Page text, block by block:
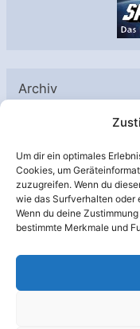
Um dir ein optimales
Cookies, um
zuzugreifen. Wenn du
wie das Surfverhalten oder
Wenn du deine
bestimmte Merkmale und
Archiv
c
h
i
v
Unterstützt von: